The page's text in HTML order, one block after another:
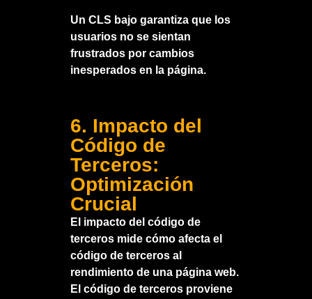
Un CLS bajo garantiza que los
usuarios no se sientan
frustrados por cambios
inesperados en la página.
6. Impacto del
Código de
Terceros:
Optimización
Crucial
El impacto del código de
terceros mide cómo afecta el
código de terceros al
rendimiento de una página web.
El código de terceros proviene